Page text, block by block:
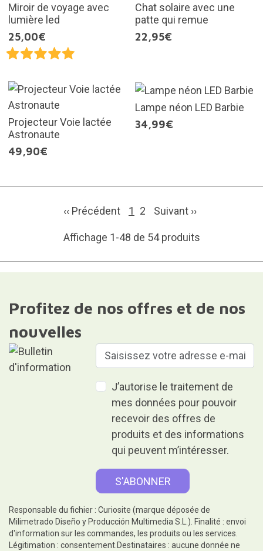
Miroir de voyage avec
lumière led
25,00€
Chat solaire avec une
patte qui remue
22,95€
Projecteur Voie lactée
Astronaute
49,90€
Lampe néon LED Barbie
34,99€
‹‹ Précédent 1 2 Suivant ››
Affichage 1-48 de 54 produits
Profitez de nos offres et de nos
nouvelles
J’autorise le traitement de
mes données pour pouvoir
recevoir des offres de
produits et des informations
qui peuvent m’intéresser.
Responsable du fichier : Curiosite (marque déposée de
Milimetrado Diseño y Producción Multimedia S.L.). Finalité : envoi
d'information sur les commandes, les produits ou les services.
Légitimation : consentement.Destinataires : aucune donnée ne